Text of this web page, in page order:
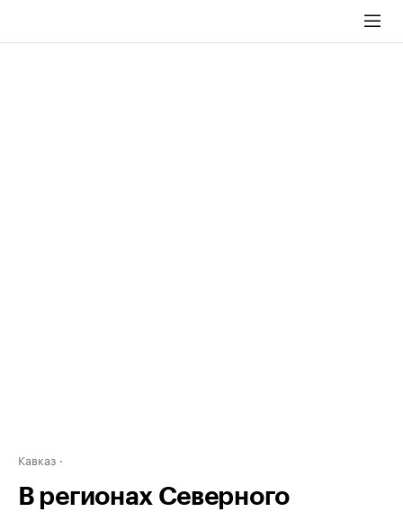
Кавказ
В регионах Северного